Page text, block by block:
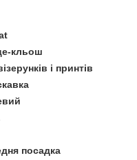
кльош
і принтів
посадка